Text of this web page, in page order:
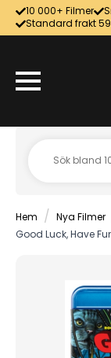
10 000+ Filmer
Standard frakt
Hem Nya Filmer
Good Luck, Have